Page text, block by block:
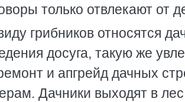
только отвлекают от
грибников относятся
досуга, такую же
и апгрейд дачных
Дачники выходят в